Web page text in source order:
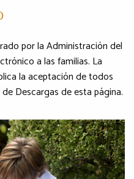
por la Administración del
a las familias. La
la aceptación de todos
Descargas de esta página.